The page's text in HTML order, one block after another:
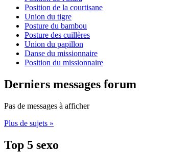
Position de la courtisane
Union du tigre
Posture du bambou
Posture des cuillères
Union du papillon
Danse du missionnaire
Position du missionnaire
Derniers messages forum
Pas de messages à afficher
Plus de sujets »
Top 5 sexo